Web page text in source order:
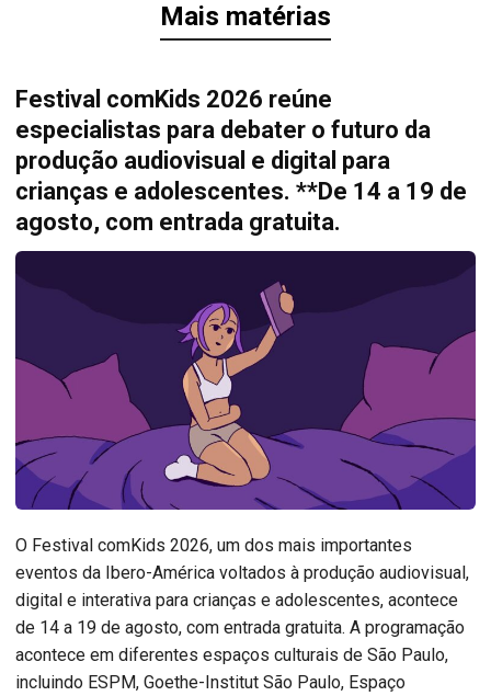
Mais matérias
Festival comKids 2026 reúne
especialistas para debater o futuro da
produção audiovisual e digital para
crianças e adolescentes. **De 14 a 19 de
agosto, com entrada gratuita.
O Festival comKids 2026, um dos mais importantes
eventos da Ibero-América voltados à produção audiovisual,
digital e interativa para crianças e adolescentes, acontece
de 14 a 19 de agosto, com entrada gratuita. A programação
acontece em diferentes espaços culturais de São Paulo,
incluindo ESPM, Goethe-Institut São Paulo, Espaço